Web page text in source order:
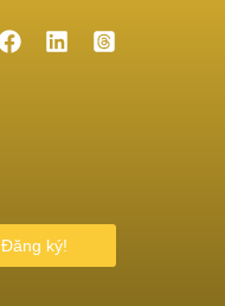
Đăng ký!